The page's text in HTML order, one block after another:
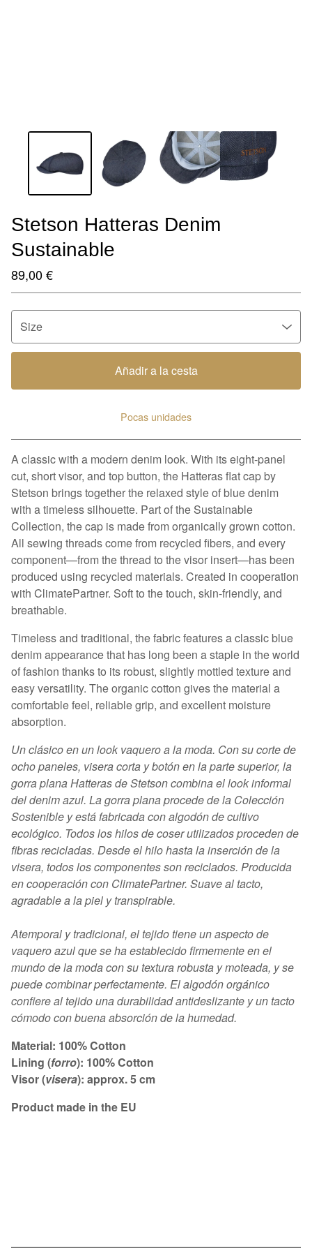
Stetson Hatteras Denim
Sustainable
89,00€
Añadir a la cesta
Ver carrito
Pocas unidades
A classic with a modern denim look. With its eight-panel
cut, short visor, and top button, the Hatteras flat cap by
Stetson brings together the relaxed style of blue denim
with a timeless silhouette. Part of the Sustainable
Collection, the cap is made from organically grown cotton.
All sewing threads come from recycled fibers, and every
component—from the thread to the visor insert—has been
produced using recycled materials. Created in cooperation
with ClimatePartner. Soft to the touch, skin-friendly, and
breathable.
Timeless and traditional, the fabric features a classic blue
denim appearance that has long been a staple in the world
of fashion thanks to its robust, slightly mottled texture and
easy versatility. The organic cotton gives the material a
comfortable feel, reliable grip, and excellent moisture
absorption.
Un clásico en un look vaquero a la moda. Con su corte de
ocho paneles, visera corta y botón en la parte superior, la
gorra plana Hatteras de Stetson combina el look informal
del denim azul. La gorra plana procede de la Colección
Sostenible y está fabricada con algodón de cultivo
ecológico. Todos los hilos de coser utilizados proceden de
fibras recicladas. Desde el hilo hasta la inserción de la
visera, todos los componentes son reciclados. Producida
en cooperación con ClimatePartner. Suave al tacto,
agradable a la piel y transpirable.
Atemporal y tradicional, el tejido tiene un aspecto de
vaquero azul que se ha establecido firmemente en el
mundo de la moda con su textura robusta y moteada, y se
puede combinar perfectamente. El algodón orgánico
confiere al tejido una durabilidad antideslizante y un tacto
cómodo con buena absorción de la humedad.
Material: 100% Cotton
Lining (forro): 100% Cotton
Visor (visera): approx. 5 cm
Product made in the EU